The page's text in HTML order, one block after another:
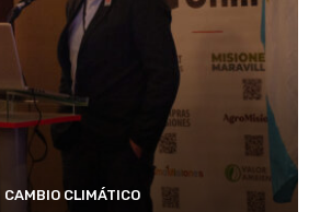
CAMBIO CLIMÁTICO